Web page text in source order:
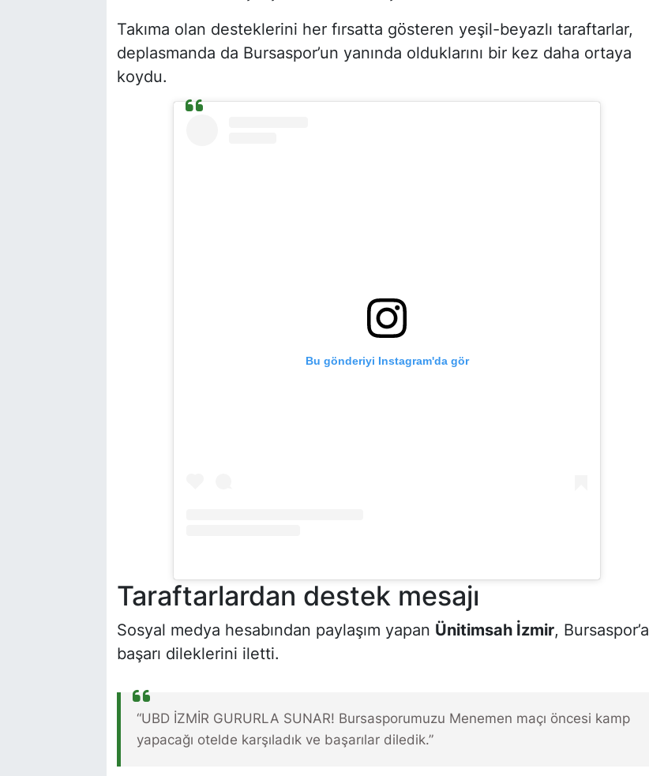
Takıma olan desteklerini her fırsatta gösteren yeşil-beyazlı taraftarlar,
deplasmanda da Bursaspor’un yanında olduklarını bir kez daha ortaya
koydu.
Bu gönderiyi Instagram'da gör
Taraftarlardan destek mesajı
Sosyal medya hesabından paylaşım yapan Ünitimsah İzmir, Bursaspor’a
başarı dileklerini iletti.
“UBD İZMİR GURURLA SUNAR! Bursasporumuzu Menemen maçı öncesi kamp
yapacağı otelde karşıladık ve başarılar diledik.”